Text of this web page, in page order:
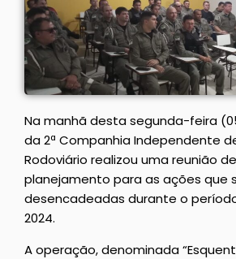
Na manhã desta segunda-feira
da 2ª Companhia Independente
Rodoviário realizou uma reunião
planejamento para as ações que
desencadeadas durante o
2024.
A operação, denominada